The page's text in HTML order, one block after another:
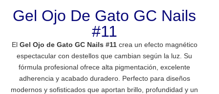
Gel Ojo De Gato GC Nails
#11
El Gel Ojo de Gato GC Nails #11crea un efecto magnético
espectacular con destellos que cambian según la luz. Su
fórmula profesional ofrece alta pigmentación, excelente
adherencia y acabado duradero. Perfecto para diseños
modernos y sofisticados que aportan brillo, profundidad y un